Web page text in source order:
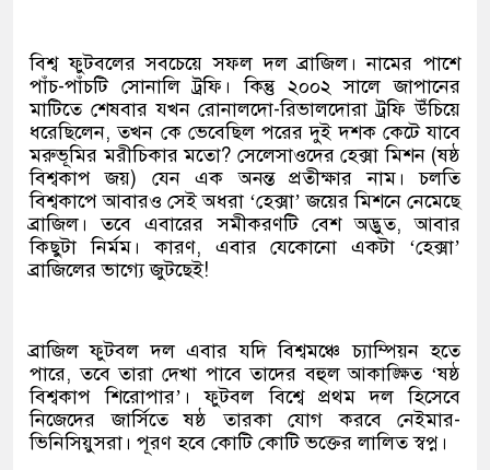
বিশ্ব ফুটবলের সবচেয়ে সফল দল ব্রাজিল। নামের পাশে
পাঁচ-পাঁচটি সোনালি ট্রফি। কিন্তু ২০০২ সালে জাপানের
মাটিতে শেষবার যখন রোনালদো-রিভালদোরা ট্রফি উঁচিয়ে
ধরেছিলেন, তখন কে ভেবেছিল পরের দুই দশক কেটে যাবে
মরুভূমির মরীচিকার মতো? সেলেসাওদের হেক্সা মিশন (ষষ্ঠ
বিশ্বকাপ জয়) যেন এক অনন্ত প্রতীক্ষার নাম। চলতি
বিশ্বকাপে আবারও সেই অধরা ‘হেক্সা’ জয়ের মিশনে নেমেছে
ব্রাজিল। তবে এবারের সমীকরণটি বেশ অদ্ভুত, আবার
কিছুটা নির্মম। কারণ, এবার যেকোনো একটা ‘হেক্সা’
ব্রাজিলের ভাগ্যে জুটছেই!
ব্রাজিল ফুটবল দল এবার যদি বিশ্বমঞ্চে চ্যাম্পিয়ন হতে
পারে, তবে তারা দেখা পাবে তাদের বহুল আকাঙ্ক্ষিত ‘ষষ্ঠ
বিশ্বকাপ শিরোপার’। ফুটবল বিশ্বে প্রথম দল হিসেবে
নিজেদের জার্সিতে ষষ্ঠ তারকা যোগ করবে নেইমার-
ভিনিসিয়ুসরা। পূরণ হবে কোটি কোটি ভক্তের লালিত স্বপ্ন।